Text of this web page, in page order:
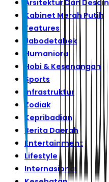
Arsitektur Dan Desain
Kabinet Merah Putih
Features
Jabodetabek
Humaniora
Hobi & Kesenangan
Sports
Infrastruktur
Zodiak
Kepribadian
Berita Daerah
Entertainment
Lifestyle
Internasional